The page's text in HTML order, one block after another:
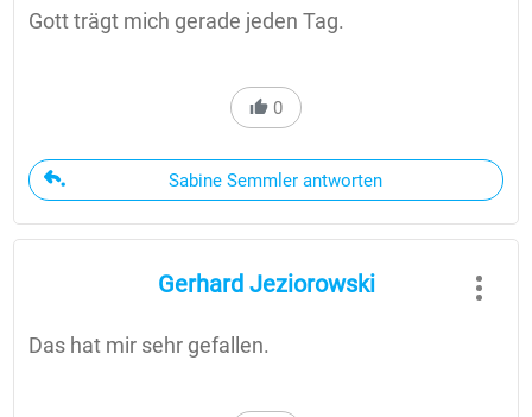
Gott trägt mich gerade jeden Tag.
0
Sabine Semmler antworten
Gerhard Jeziorowski
Das hat mir sehr gefallen.